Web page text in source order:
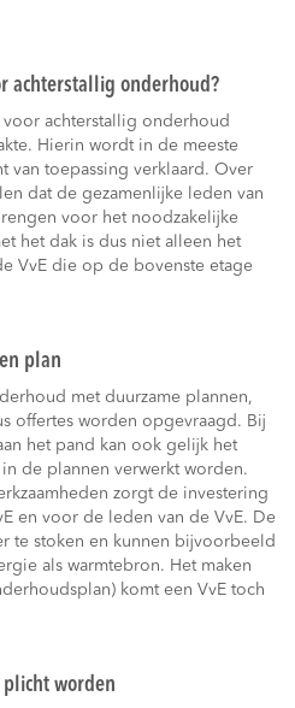
achterstallig onderhoud?
achterstallig onderhoud
Hierin wordt in de meeste
van toepassing verklaard. Over
dat de gezamenlijke leden van
voor het noodzakelijke
het dak is dus niet alleen het
VvE die op de bovenste etage
plan
met duurzame plannen,
offertes worden opgevraagd. Bij
het pand kan ook gelijk het
de plannen verwerkt worden.
zorgt de investering
en voor de leden van de VvE. De
te stoken en kunnen bijvoorbeeld
als warmtebron. Het maken
komt een VvE toch
worden